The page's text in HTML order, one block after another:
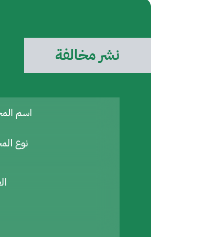
نشر مخالفة
اسم
نوع